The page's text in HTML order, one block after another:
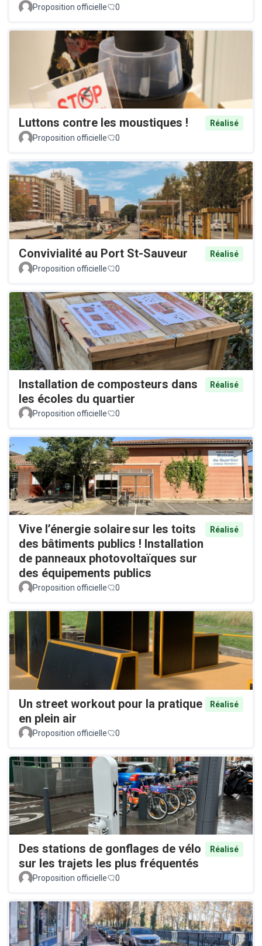
Proposition officielle 0
Luttons contre les moustiques !
Réalisé
Proposition officielle
0
Convivialité au Port St-Sauveur
Réalisé
Proposition officielle
0
Installation de composteurs dans
les écoles du quartier
Réalisé
Proposition officielle 0
Vive l’énergie solaire sur les toits
des bâtiments publics ! Installation
de panneaux photovoltaïques sur
des équipements publics
Réalisé
Proposition officielle 0
Un street workout pour la pratique
en plein air
Réalisé
Proposition officielle 0
Des stations de gonflages de vélo
sur les trajets les plus fréquentés
Réalisé
Proposition officielle 0